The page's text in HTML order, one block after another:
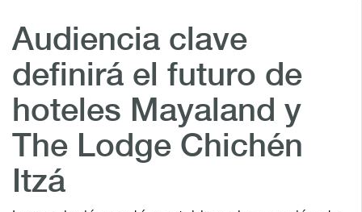
Audiencia clave
definirá el futuro de
hoteles Mayaland y
The Lodge Chichén
Itzá